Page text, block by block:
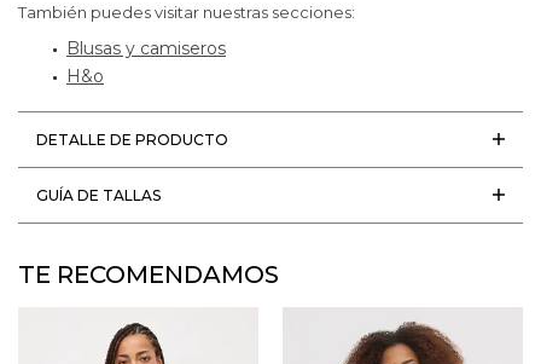
También puedes visitar nuestras secciones:
Blusas y camiseros
H&o
DETALLE DE PRODUCTO
GUÍA DE TALLAS
TE RECOMENDAMOS